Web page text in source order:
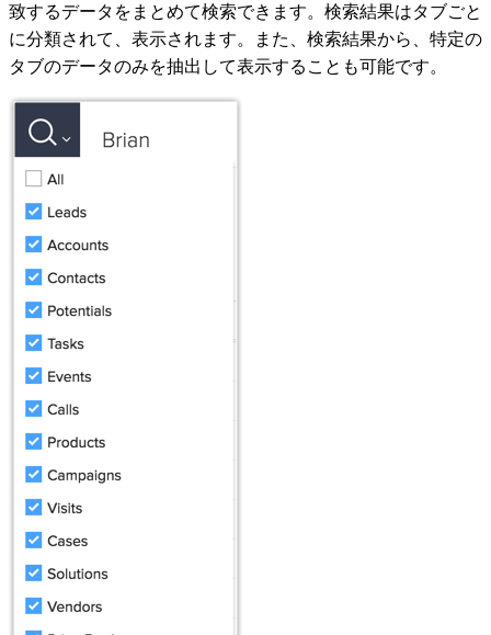
致するデータをまとめて検索できます。検索結果はタブごと
に分類されて、表示されます。また、検索結果から、特定の
タブのデータのみを抽出して表示することも可能です。